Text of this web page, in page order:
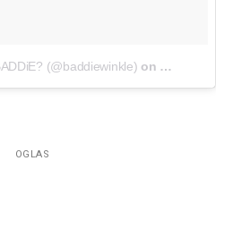
(@baddiewinkle) on Jul 2, 2018
OGLAS